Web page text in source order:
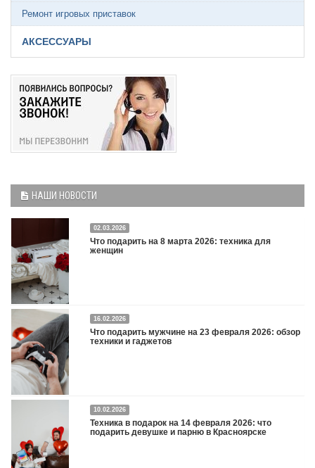
Ремонт игровых приставок
АКСЕССУАРЫ
НАШИ НОВОСТИ
02.03.2026
Что подарить на 8 марта 2026: техника для
женщин
Что подарить на 8 марта 2026: техника для женщин
16.02.2026
Что подарить мужчине на 23 февраля 2026: обзор
техники и гаджетов
Двадцать третье февраля — праздник, на который мужчины делают вид, что им
все равно. А потом три дня рассказывают коллегам, какую колонку / приставку /
камеру им подарили. Не верьте словам — верьте глазам, которые загораются
при виде новой коробки.
10.02.2026
Техника в подарок на 14 февраля 2026: что
подарить девушке и парню в Красноярске